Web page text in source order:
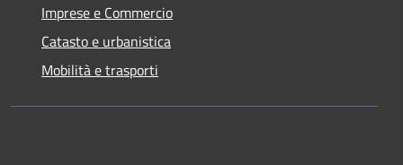
Imprese e Commercio
Catasto e urbanistica
Mobilità e trasporti